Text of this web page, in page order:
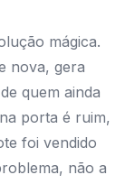
mágica.
nova, gera
quem ainda
porta é ruim,
foi vendido
não a